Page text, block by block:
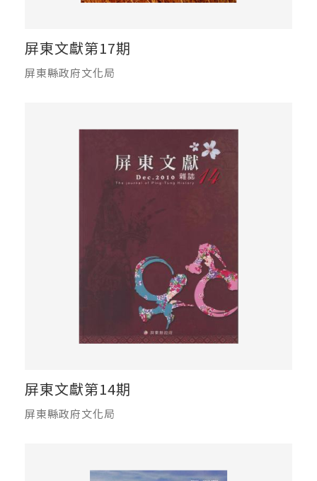
屏東文獻第17期
屏東縣政府文化局
屏東文獻第14期
屏東縣政府文化局